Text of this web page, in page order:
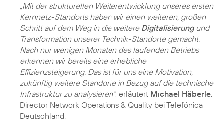
„Mit der strukturellen Weiterentwicklung unseres ersten
Kernnetz-Standorts haben wir einen weiteren, großen
Schritt auf dem Weg in die weitere Digitalisierungund
Transformation unserer Technik-Standorte gemacht.
Nach nur wenigen Monaten des laufenden Betriebs
erkennen wir bereits eine erhebliche
Effizienzsteigerung. Das ist für uns eine Motivation,
zukünftig weitere Standorte in Bezug auf die technische
Infrastruktur zu analysieren“, erläutert Michael Häberle,
Director Network Operations & Quality bei Telefónica
Deutschland.